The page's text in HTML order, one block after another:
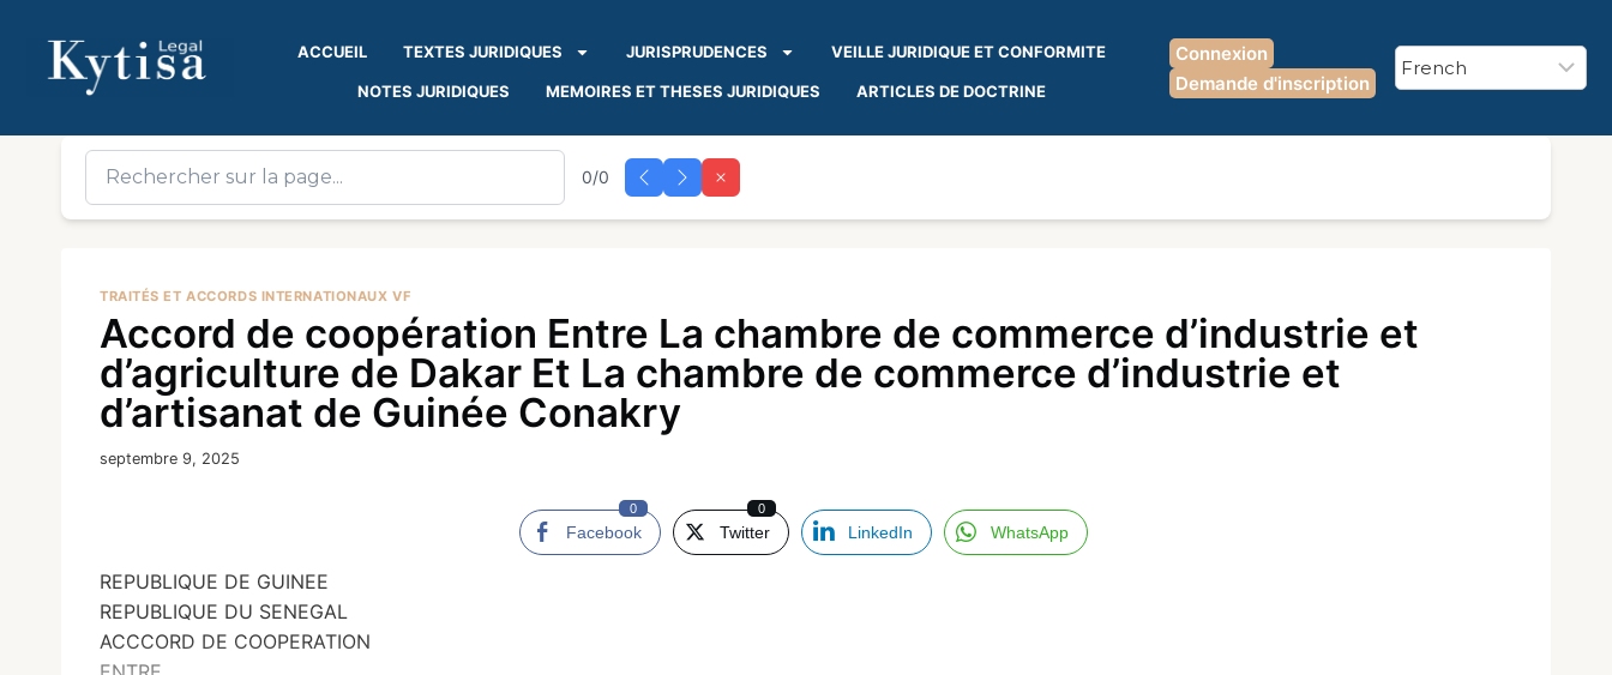
ACCUEIL TEXTES JURIDIQUES JURISPRUDENCES VEILLE JURIDIQUE ET CONFORMITE
NOTES JURIDIQUES MEMOIRES ET THESES JURIDIQUES ARTICLES DE DOCTRINE
Connexion
Demande d'inscription
0/0
TRAITÉS ET ACCORDS INTERNATIONAUX VF
Accord de coopération Entre La chambre de commerce d’industrie et
d’agriculture de Dakar Et La chambre de commerce d’industrie et
d’artisanat de Guinée Conakry
septembre 9, 2025
Facebook
0
Twitter
0
LinkedIn WhatsApp
REPUBLIQUE DE GUINEE
REPUBLIQUE DU SENEGAL
ACCCORD DE COOPERATION